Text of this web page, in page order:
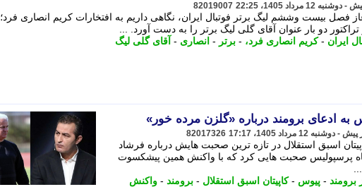
82019007
بیست وششم لیگ برتر فوتبال ایران، نگاهی داریم به افتخارات کریم انصاری فرد؛
دو بار عنوان آقای گلی لیگ برتر را به دست آورد. ...
ایران -کریم انصاری فرد، - برتر - انصاری - آقای گلی لیگ
ادعای برومند درباره «گلزن مرده خور»
82017326
اسبق استقلال در تازه ترین صحبت هایش درباره فرشاد
پرسپولیس صحبت هایی کرد که با واکنش همین پیشکسوت
برومند - پیوس -کاپیتان اسبق استقلال - برومند - واکنش